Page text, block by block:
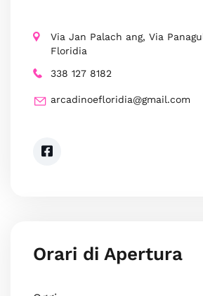
Via Jan Palach ang, Via
Floridia
338 127 8182
arcadinoefloridia@gmail.com
Orari di Apertura